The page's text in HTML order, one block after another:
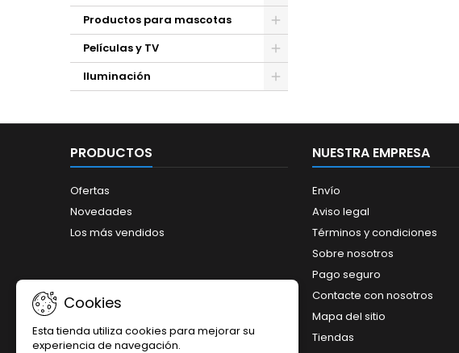
Productos para mascotas
Películas y TV
Iluminación
PRODUCTOS
Ofertas
Novedades
Los más vendidos
NUESTRA EMPRESA
Envío
Aviso legal
Términos y condiciones
Sobre nosotros
Pago seguro
Contacte con nosotros
Mapa del sitio
Tiendas
Cookies
Esta tienda utiliza cookies para mejorar su
experiencia de navegación.